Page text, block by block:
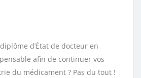
d’État de docteur en
afin de continuer vos
du médicament ? Pas du tout !